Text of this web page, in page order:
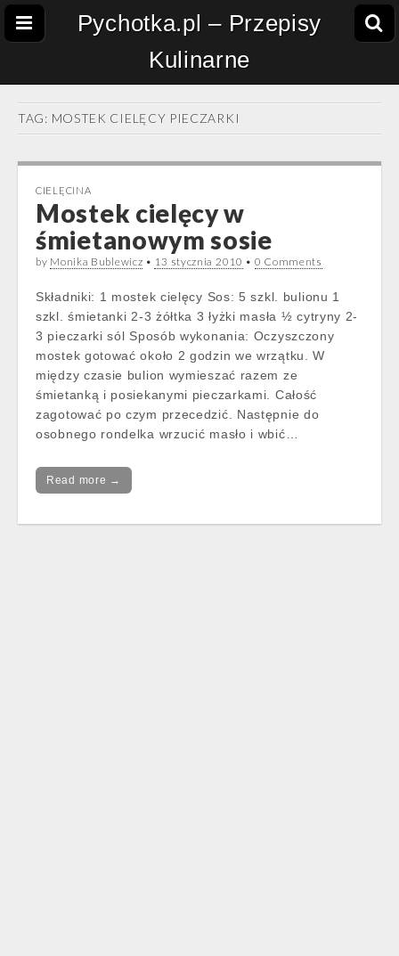
Pychotka.pl – Przepisy
Kulinarne
TAG: MOSTEK CIELĘCY PIECZARKI
CIELĘCINA
Mostek cielęcy w
śmietanowym sosie
by Monika Bublewicz • 13 stycznia 2010 • 0 Comments
Składniki: 1 mostek cielęcy Sos: 5 szkl. bulionu 1
szkl. śmietanki 2-3 żółtka 3 łyżki masła ½ cytryny 2-
3 pieczarki sól Sposób wykonania: Oczyszczony
mostek gotować około 2 godzin we wrzątku. W
między czasie bulion wymieszać razem ze
śmietanką i posiekanymi pieczarkami. Całość
zagotować po czym przecedzić. Następnie do
osobnego rondelka wrzucić masło i wbić…
Read more →